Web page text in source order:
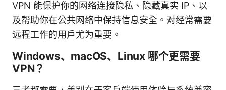
VPN 能保护你的网络连接隐私、隐藏真实 IP、以
及帮助你在公共网络中保持信息安全。对经常需要
远程工作的用户尤为重要。
Windows、macOS、Linux 哪个更需要
VPN？